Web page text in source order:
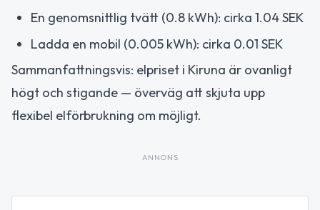
En genomsnittlig tvätt (0.8 kWh): cirka 1.04 SEK
Ladda en mobil (0.005 kWh): cirka 0.01 SEK
Sammanfattningsvis: elpriset i Kiruna är ovanligt
högt och stigande — överväg att skjuta upp
flexibel elförbrukning om möjligt.
ANNONS